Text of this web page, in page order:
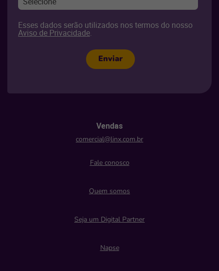
Esses dados serão utilizados nos termos do nosso
Aviso de Privacidade.
Enviar
Vendas
comercial@linx.com.br
Fale conosco
Quem somos
Seja um Digital Partner
Napse